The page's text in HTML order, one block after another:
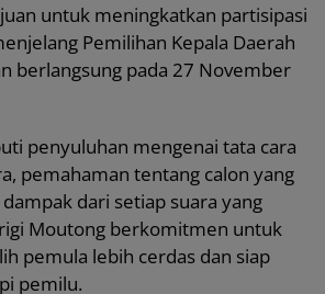
untuk meningkatkan partisipasi
Pemilihan Kepala Daerah
berlangsung pada 27 November
penyuluhan mengenai tata cara
pemahaman tentang calon yang
dari setiap suara yang
Moutong berkomitmen untuk
pemula lebih cerdas dan siap
pemilu.